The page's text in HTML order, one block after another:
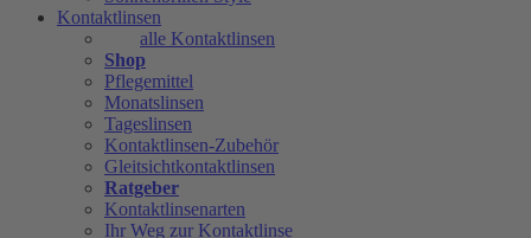
Kontaktlinsen
alle Kontaktlinsen
Shop
Pflegemittel
Monatslinsen
Tageslinsen
Kontaktlinsen-Zubehör
Gleitsichtkontaktlinsen
Ratgeber
Kontaktlinsenarten
Ihr Weg zur Kontaktlinse